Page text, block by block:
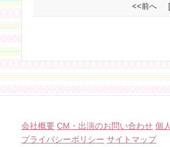
<<前へ
会社概要 CM・出演のお問い合わせ 個
プライバシーポリシー サイトマップ